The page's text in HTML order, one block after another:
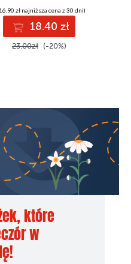
zł najniższa cena z 30 dni)
18.40 zł
23.00zł (-20%)
które
w